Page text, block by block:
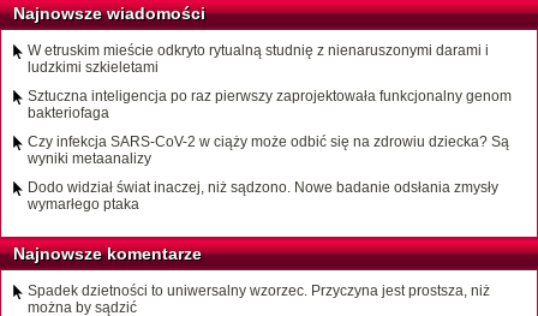
Najnowsze wiadomości
W etruskim mieście odkryto rytualną studnię z nienaruszonymi darami i
ludzkimi szkieletami
Sztuczna inteligencja po raz pierwszy zaprojektowała funkcjonalny genom
bakteriofaga
Czy infekcja SARS-CoV-2 w ciąży może odbić się na zdrowiu dziecka? Są
wyniki metaanalizy
Dodo widział świat inaczej, niż sądzono. Nowe badanie odsłania zmysły
wymarłego ptaka
Najnowsze komentarze
Spadek dzietności to uniwersalny wzorzec. Przyczyna jest prostsza, niż
można by sądzić